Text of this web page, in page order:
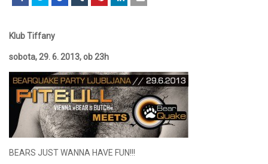
Klub Tiffany
sobota, 29. 6. 2013, ob 23h
BEARS JUST WANNA HAVE FUN!!!